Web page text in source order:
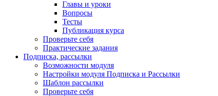
Главы и уроки
Вопросы
Тесты
Публикация курса
Проверьте себя
Практические задания
Подписка, рассылки
Возможности модуля
Настройки модуля Подписка и Рассылки
Шаблон рассылки
Проверьте себя